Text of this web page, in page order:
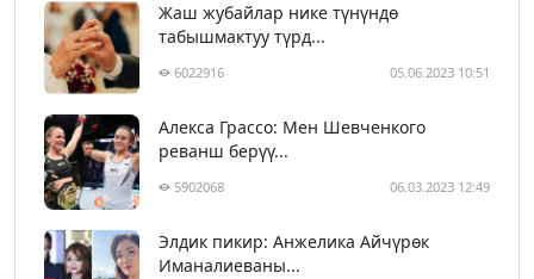
Жаш жубайлар нике түнүндө
табышмактуу түрд...
6022916 05.06.2023 10:51
Алекса Грассо: Мен Шевченкого
реванш берүү...
5902068 06.03.2023 12:49
Элдик пикир: Анжелика Айчүрөк
Иманалиеваны...